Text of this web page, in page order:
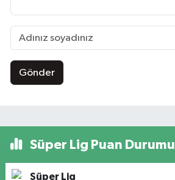
Gönder
Süper Lig Puan Durumu
Süper Lig